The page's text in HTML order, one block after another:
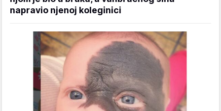
napravio njenoj koleginici